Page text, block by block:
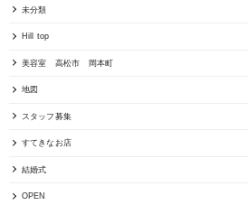
未分類
Hill top
美容室 高松市 岡本町
地図
スタッフ募集
すてきなお店
結婚式
OPEN